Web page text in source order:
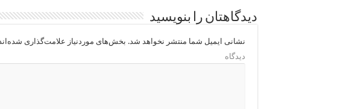
دیدگاهتان را بنویسید
نشانی ایمیل شما منتشر نخواهد شد. بخش‌های موردنیاز علامت‌گذاری
دیدگاه